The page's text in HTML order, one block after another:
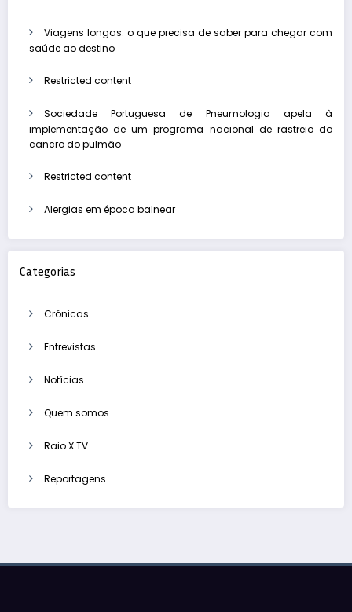
Viagens longas: o que precisa de saber para chegar com
saúde ao destino
Restricted content
Sociedade Portuguesa de Pneumologia apela à
implementação de um programa nacional de rastreio do
cancro do pulmão
Restricted content
Alergias em época balnear
Categorias
Crónicas
Entrevistas
Notícias
Quem somos
Raio X TV
Reportagens